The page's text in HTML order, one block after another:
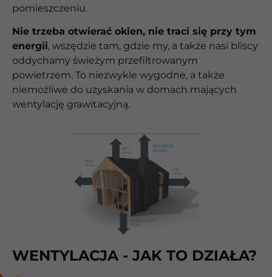
pomieszczeniu.
Nie trzeba otwierać okien, nie traci się przy tym
energii, wszędzie tam, gdzie my, a także nasi bliscy
oddychamy świeżym przefiltrowanym
powietrzem. To niezwykle wygodne, a także
niemożliwe do uzyskania w domach mających
wentylację grawitacyjną.
WENTYLACJA - JAK TO DZIAŁA?